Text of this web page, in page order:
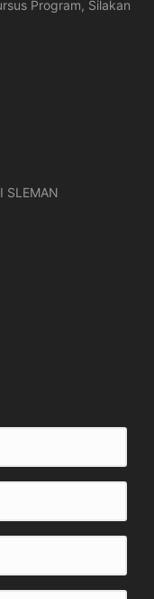
Program, Silakan
SLEMAN